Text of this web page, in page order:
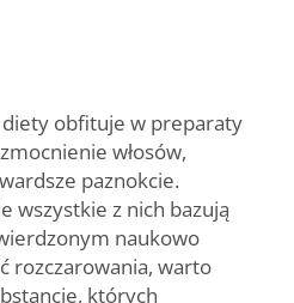
obfituje w preparaty
włosów,
paznokcie.
wszystkie z nich bazują
naukowo
rozczarowania, warto
których